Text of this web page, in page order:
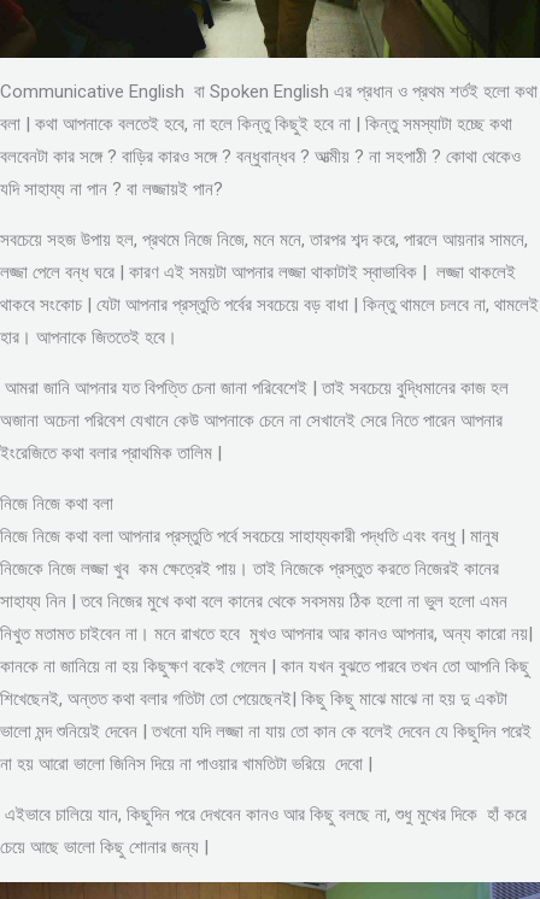
Communicative English বা Spoken English এর প্রধান ও প্রথম শর্তই হলো কথা
বলা | কথা আপনাকে বলতেই হবে, না হলে কিন্তু কিছুই হবে না | কিন্তু সমস্যাটা হচ্ছে কথা
বলবেনটা কার সঙ্গে ? বাড়ির কারও সঙ্গে ? বন্ধুবান্ধব ? আত্মীয় ? না সহপাঠী ? কোথা থেকেও
যদি সাহায্য না পান ? বা লজ্জায়ই পান?
সবচেয়ে সহজ উপায় হল, প্রথমে নিজে নিজে, মনে মনে, তারপর শব্দ করে, পারলে আয়নার সামনে,
লজ্জা পেলে বন্ধ ঘরে | কারণ এই সময়টা আপনার লজ্জা থাকাটাই স্বাভাবিক | লজ্জা থাকলেই
থাকবে সংকোচ | যেটা আপনার প্রস্তুতি পর্বের সবচেয়ে বড় বাধা | কিন্তু থামলে চলবে না, থামলেই
হার। আপনাকে জিততেই হবে।
আমরা জানি আপনার যত বিপত্তি চেনা জানা পরিবেশেই | তাই সবচেয়ে বুদ্ধিমানের কাজ হল
অজানা অচেনা পরিবেশ যেখানে কেউ আপনাকে চেনে না সেখানেই সেরে নিতে পারেন আপনার
ইংরেজিতে কথা বলার প্রাথমিক তালিম |
নিজে নিজে কথা বলা
নিজে নিজে কথা বলা আপনার প্রস্তুতি পর্বে সবচেয়ে সাহায্যকারী পদ্ধতি এবং বন্ধু | মানুষ
নিজেকে নিজে লজ্জা খুব কম ক্ষেত্রেই পায়। তাই নিজেকে প্রস্তুত করতে নিজেরই কানের
সাহায্য নিন | তবে নিজের মুখে কথা বলে কানের থেকে সবসময় ঠিক হলো না ভুল হলো এমন
নিখুত মতামত চাইবেন না। মনে রাখতে হবে মুখও আপনার আর কানও আপনার, অন্য কারো নয়|
কানকে না জানিয়ে না হয় কিছুক্ষণ বকেই গেলেন | কান যখন বুঝতে পারবে তখন তো আপনি কিছু
শিখেছেনই, অন্তত কথা বলার গতিটা তো পেয়েছেনই| কিছু কিছু মাঝে মাঝে না হয় দু একটা
ভালো মন্দ শুনিয়েই দেবেন | তখনো যদি লজ্জা না যায় তো কান কে বলেই দেবেন যে কিছুদিন পরেই
না হয় আরো ভালো জিনিস দিয়ে না পাওয়ার খামতিটা ভরিয়ে দেবো |
এইভাবে চালিয়ে যান, কিছুদিন পরে দেখবেন কানও আর কিছু বলছে না, শুধু মুখের দিকে হাঁ করে
চেয়ে আছে ভালো কিছু শোনার জন্য |